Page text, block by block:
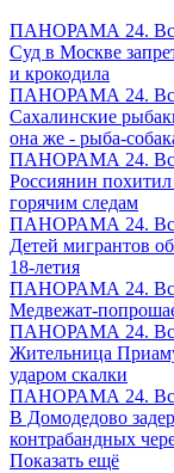
ПАНОРАМА 24.
Суд в Москве
и крокодила
ПАНОРАМА 24.
Сахалинские
она же - рыба-
ПАНОРАМА 24.
Россиянин
горячим следам
ПАНОРАМА 24.
Детей мигрантов
18-летия
ПАНОРАМА 24.
Медвежат-
ПАНОРАМА 24.
Жительница
ударом скалки
ПАНОРАМА 24.
В Домодедово
контрабандных
Показать ещё